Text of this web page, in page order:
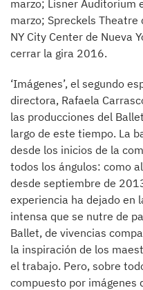
marzo; Lisner Auditorium
marzo; Spreckels Theatre
NY City Center de Nueva
cerrar la gira 2016.
‘Imágenes’, el segundo
directora, Rafaela
las producciones del
largo de este tiempo. La
desde los inicios de la
todos los ángulos: como
desde septiembre de
experiencia ha dejado en
intensa que se nutre de
Ballet, de vivencias
la inspiración de los
el trabajo. Pero, sobre
compuesto por imágenes